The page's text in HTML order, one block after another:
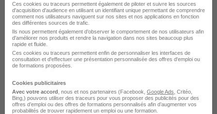
Gestionnaire de Copropriété H/F
2H Interim Super recruteur
Le Havre - 76 CDI 2 300 - 3 000 € / mois
Voir l’offre
il y a 26 jours
Ces cookies ou traceurs permettent également de piloter et suivre les sources
d'acquisition d'audience en utilisant un identifiant unique permettant de comprendre
comment nos utilisateurs naviguent sur nos sites et nos applications en fonction
des différentes sources de trafic.
Ils nous permettent également d’observer le comportement de nos utilisateurs afin
d'améliorer nos produits et rendre la navigation dans nos sites beaucoup plus
rapide et fluide.
Ces cookies ou traceurs permettent enfin de personnaliser les interfaces de
consultation et d'effectuer une présentation personnalisée des offres d'emploi ou
de formations proposées.
Cookies publicitaires
Avec votre accord , nous et nos partenaires (Facebook, Google Ads , Critéo,
Bing,) pouvons utiliser des traceurs pour vous proposer des publicités pour des
offres d’emploi ou des offres de formations personnalisés afin d’augmenter vos
probabilités de trouver rapidement un emploi ou une formation.